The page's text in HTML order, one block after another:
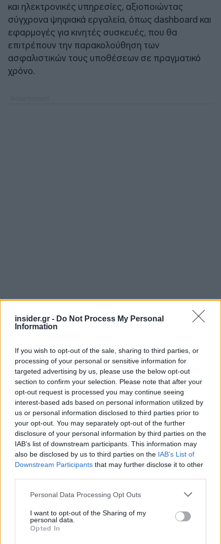
insider.gr - Do Not Process My Personal
Information
If you wish to opt-out of the sale, sharing to third parties, or
processing of your personal or sensitive information for
targeted advertising by us, please use the below opt-out
section to confirm your selection. Please note that after your
opt-out request is processed you may continue seeing
interest-based ads based on personal information utilized by
us or personal information disclosed to third parties prior to
your opt-out. You may separately opt-out of the further
disclosure of your personal information by third parties on the
IAB’s list of downstream participants. This information may
also be disclosed by us to third parties on the IAB’s List of
Downstream Participants that may further disclose it to other
Please note that this website/app uses one or more Google
not limited to your visit or usage behaviour. You may click to
grant or deny consent to Google and its third-party tags to
use your data for below specified purposes in below Google
Personal Data Processing Opt Outs
I want to opt-out of the Sharing of my
personal data.
Opted In
και ηλεκτρονικές υπηρεσίες, αξιοποιώντας
σύγχρονα ψηφιακά εργαλεία, όπως dashboard και
εφαρμογές για κινητές συσκευές, που θα
επιτρέπουν την παρακολούθηση των
ασφαλιστικών τους υποθέσεων σε πραγματικό
χρόνο.
Για τους εργοδότες, το νέο Ο.Π.Σ. αναμένεται να
ενισχύσει ουσιαστικά την ψηφιακή εξυπηρέτηση,
μέσα από την αυτοματοποίηση των δηλώσεων και
των υποβολών, μειώνοντας τον διοικητικό φόρτο
και τον χρόνο διεκπεραίωσης των διαδικασιών.
Παράλληλα, εισάγεται μία ενιαία διεπαφή, η οποία
αντικαθιστά τα υφιστάμενα πολλαπλά κανάλια
επικοινωνίας με τον φορέα, προσφέροντας
μεγαλύτερη απλότητα και λειτουργικότητα.